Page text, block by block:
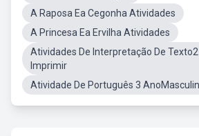
A Raposa Ea Cegonha Atividades
A Princesa Ea Ervilha Atividades
Atividades De Interpretação De
Imprimir
Atividade De Português 3